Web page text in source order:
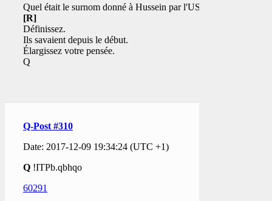
Quel était le surnom donné à Hussein par l'USSS?
[R]
Définissez.
Ils savaient depuis le début.
Élargissez votre pensée.
Q
Q-Post #310
Date: 2017-12-09 19:34:24 (UTC +1)
Q !ITPb.qbhqo
60291